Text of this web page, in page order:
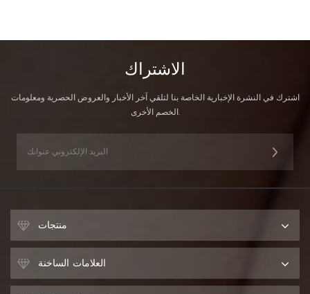
الاشتراك
اشترك في النشرة الإخبارية الخاصة بنا لتلقي آخر الأخبار والعروض الحصرية ومعلومات
الخصم الأخرى.
منتجات
العلامات الساخنة